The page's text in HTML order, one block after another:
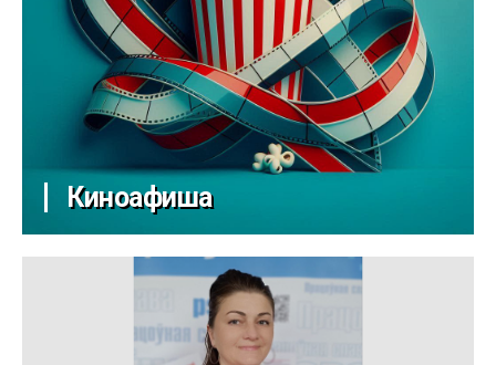
Киноафиша